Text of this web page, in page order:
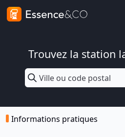
Trouvez la station
Informations pratiques